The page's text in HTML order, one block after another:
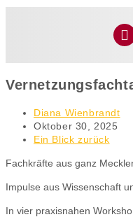
Diana Wienbrandt
Oktober 30, 2025
Ein Blick zurück
Fachkräfte aus ganz
Impulse aus Wissenschaft
In vier praxisnahen